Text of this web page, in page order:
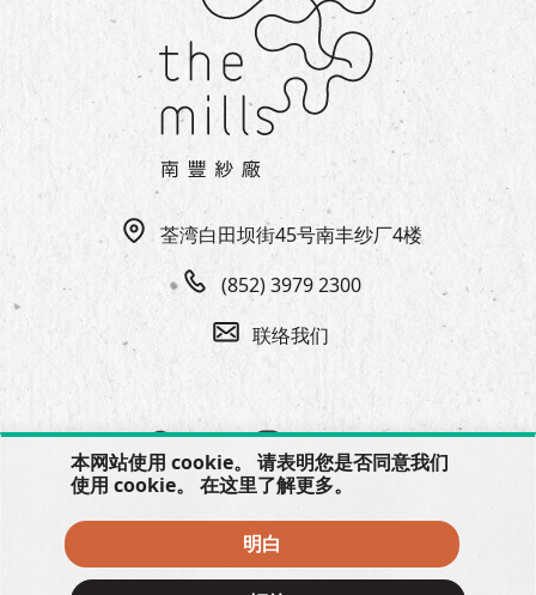
本网站使用 cookie。 请表明您是否同意我们
使用 cookie。 在这里了解更多。
明白
荃湾白田坝街45号南丰纱厂4楼
(852) 3979 2300
联络我们
© 2026 The Mills, all rights reserved.